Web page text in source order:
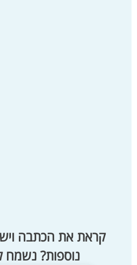
קראת את הכתבה
נוספות? נשמח